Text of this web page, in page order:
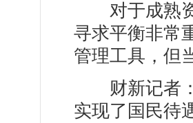
对于成熟资
寻求平衡非常
管理工具，但
财新记者：
实现了国民待